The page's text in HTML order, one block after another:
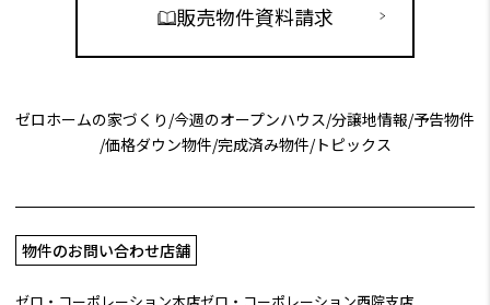
販売物件資料請求
ゼロホームの家づくり /今週のオープンハウス/分譲地情報/予告物件
/価格ダウン物件/完成済み物件/トピックス
物件のお問い合わせ店舗
ゼロ・コーポレーション本店ゼロ・コーポレーション西院支店